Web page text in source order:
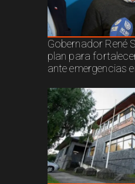
Gobernador René
plan para
ante emergencias